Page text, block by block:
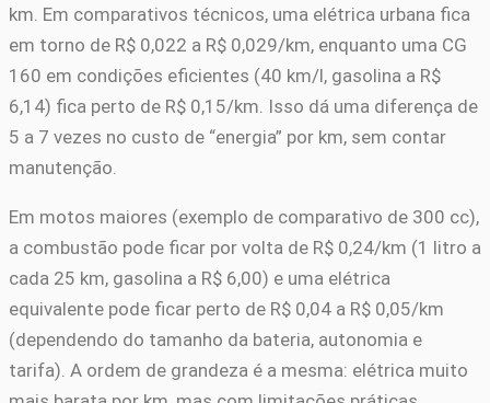
km. Em comparativos técnicos, uma elétrica urbana fica
em torno de R$ 0,022 a R$ 0,029/km, enquanto uma CG
160 em condições eficientes (40 km/l, gasolina a R$
6,14) fica perto de R$ 0,15/km. Isso dá uma diferença de
5 a 7 vezes no custo de “energia” por km, sem contar
manutenção.
Em motos maiores (exemplo de comparativo de 300 cc),
a combustão pode ficar por volta de R$ 0,24/km (1 litro a
cada 25 km, gasolina a R$ 6,00) e uma elétrica
equivalente pode ficar perto de R$ 0,04 a R$ 0,05/km
(dependendo do tamanho da bateria, autonomia e
tarifa). A ordem de grandeza é a mesma: elétrica muito